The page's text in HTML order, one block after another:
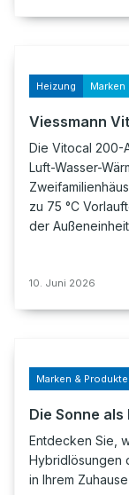
Heizung Marken
Viessmann
Die Vitocal 200-
Luft-Wasser-
zu 75 °C
der
10. Juni 2026
Marken & Produkte
Die Sonne
Entdecken Sie,
Hybridlösungen
in Ihrem